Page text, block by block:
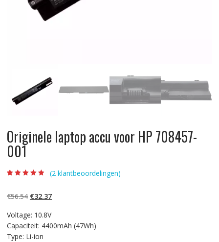
Originele laptop accu voor HP 708457-
001
gebaseerd op
klantbeoordelin
(2 klantbeoordelingen)
€56.54 Oorspronkelijke
was:
€56.54.
€32.37Huidige
€32.37.
Voltage: 10.8V
Capaciteit: 4400mAh (47Wh)
Type: Li-ion